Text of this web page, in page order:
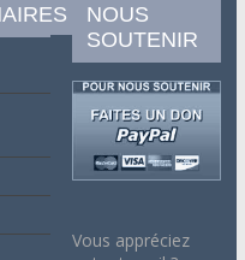
NOUS
SOUTENIR
Vous appréciez